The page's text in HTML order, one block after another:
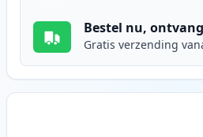
Bestel nu,
Gratis verzending